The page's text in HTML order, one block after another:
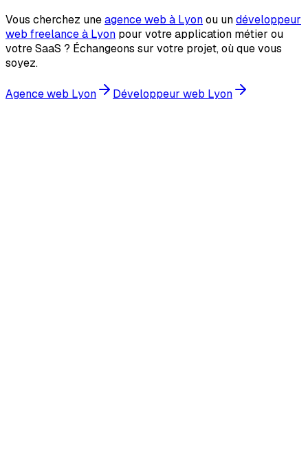
Vous cherchez uneagence web à Lyonou undéveloppeur
web freelance à Lyon pour votre application métier ou
votre SaaS ? Échangeons sur votre projet, où que vous
soyez.
Agence web Lyon Développeur web Lyon